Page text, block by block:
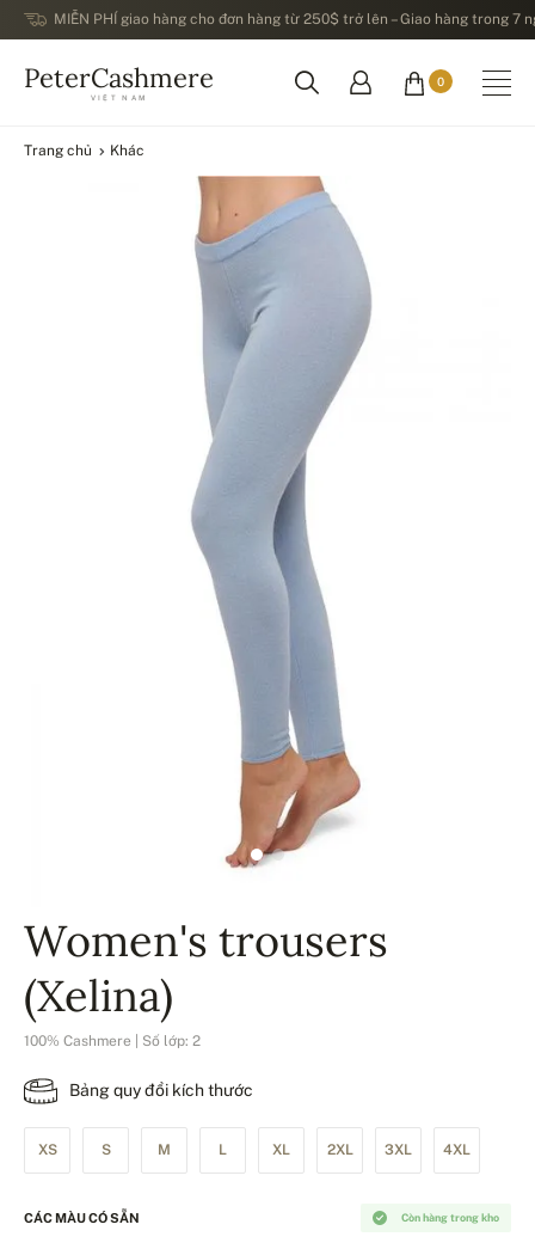
MIỄN PHÍ giao hàng cho đơn hàng từ 250$ trở lên – Giao hàng trong 7
PeterCashmere
VIỆT NAM
0
Trang chủ Khác
Women's trousers
(Xelina)
100% Cashmere | Số lớp: 2
Bảng quy đổi kích thước
XS S M L XL 2XL 3XL 4XL
Còn hàng trong kho
CÁC MÀU CÓ SẴN